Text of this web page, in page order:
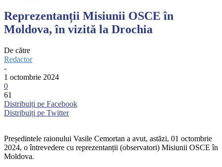
Reprezentanții Misiunii OSCE în
Moldova, în vizită la Drochia
De către
Redactor
-
1 octombrie 2024
0
61
Distribuiți pe Facebook
Distribuiți pe Twitter
Președintele raionului Vasile Cemortan a avut, astăzi, 01 octombrie
2024, o întrevedere cu reprezentanții (observatori) Misiunii OSCE în
Moldova.